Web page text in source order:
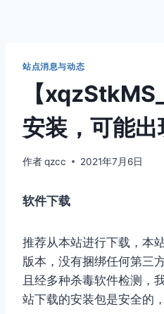
站点消息与动态
【
安装，可能
作者qzcc 2021年7月6日
软件下载
推荐从本站进行下载，本
版本，没有捆绑任何第三
且经多种杀毒软件检测，
站下载的安装包是安全的